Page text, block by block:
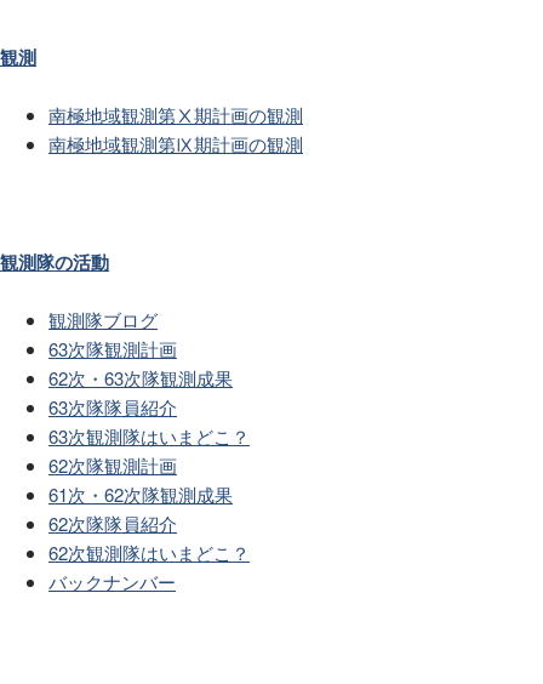
観測
南極地域観測第Ⅹ期計画の観測
南極地域観測第Ⅸ期計画の観測
観測隊の活動
観測隊ブログ
63次隊観測計画
62次・63次隊観測成果
63次隊隊員紹介
63次観測隊はいまどこ？
62次隊観測計画
61次・62次隊観測成果
62次隊隊員紹介
62次観測隊はいまどこ？
バックナンバー